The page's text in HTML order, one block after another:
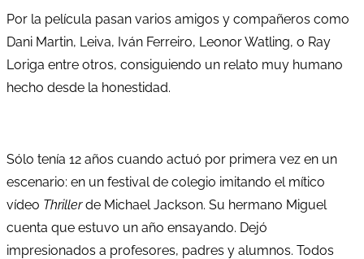
Por la película pasan varios amigos y compañeros como
Dani Martin, Leiva, Iván Ferreiro, Leonor Watling, o Ray
Loriga entre otros, consiguiendo un relato muy humano
hecho desde la honestidad.
Sólo tenía 12 años cuando actuó por primera vez en un
escenario: en un festival de colegio imitando el mítico
vídeo Thrillerde Michael Jackson. Su hermano Miguel
cuenta que estuvo un año ensayando. Dejó
impresionados a profesores, padres y alumnos. Todos